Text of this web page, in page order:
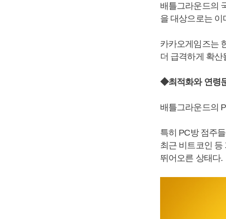
배틀그라운드의
을 대상으로는 이
카카오게임즈는
더 급격하게 확산
◆최적화와 연령
배틀그라운드의
특히 PC방 점주
최근 비트코인 등
뛰어오른 상태다.